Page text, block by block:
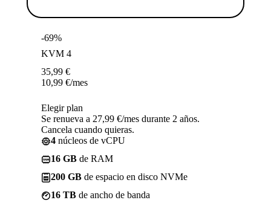
-69%
KVM 4
35,99 €
10,99 €/mes
Elegir plan
Se renueva a 27,99 €/mes durante 2 años.
Cancela cuando quieras.
4 núcleos de vCPU
16 GB de RAM
200 GB de espacio en disco NVMe
16 TB de ancho de banda